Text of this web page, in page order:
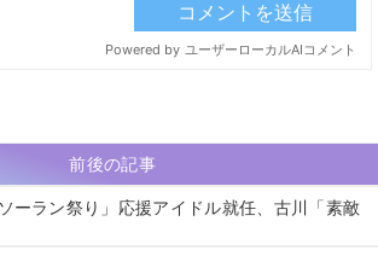
前後の記事
ーラン祭り」応援アイドル就任、古川「素敵